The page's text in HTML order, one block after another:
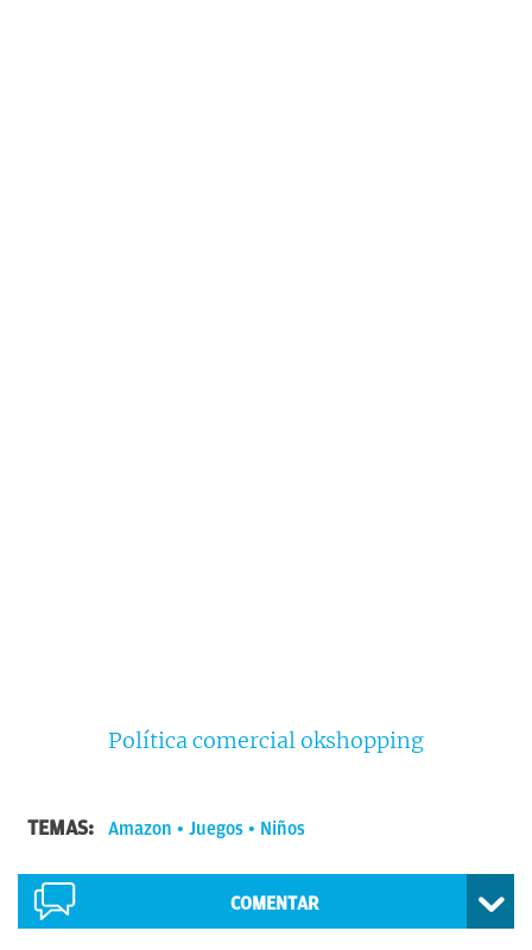
Política comercial okshopping
TEMAS: Amazon Juegos Niños
COMENTAR